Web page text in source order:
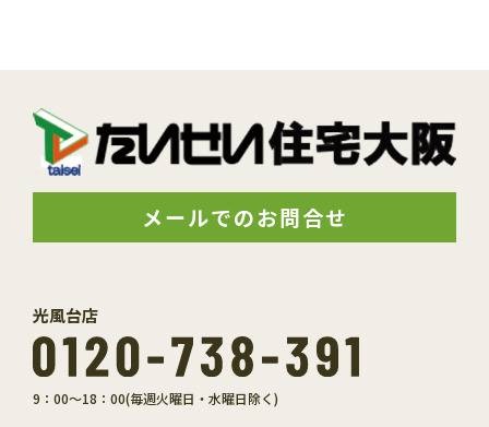
メールでのお問合せ
光風台店
9：00～18：00(毎週火曜日・水曜日除く)